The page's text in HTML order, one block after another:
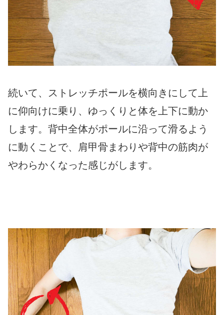
続いて、ストレッチポールを横向きにして上
に仰向けに乗り、ゆっくりと体を上下に動か
します。背中全体がポールに沿って滑るよう
に動くことで、肩甲骨まわりや背中の筋肉が
やわらかくなった感じがします。